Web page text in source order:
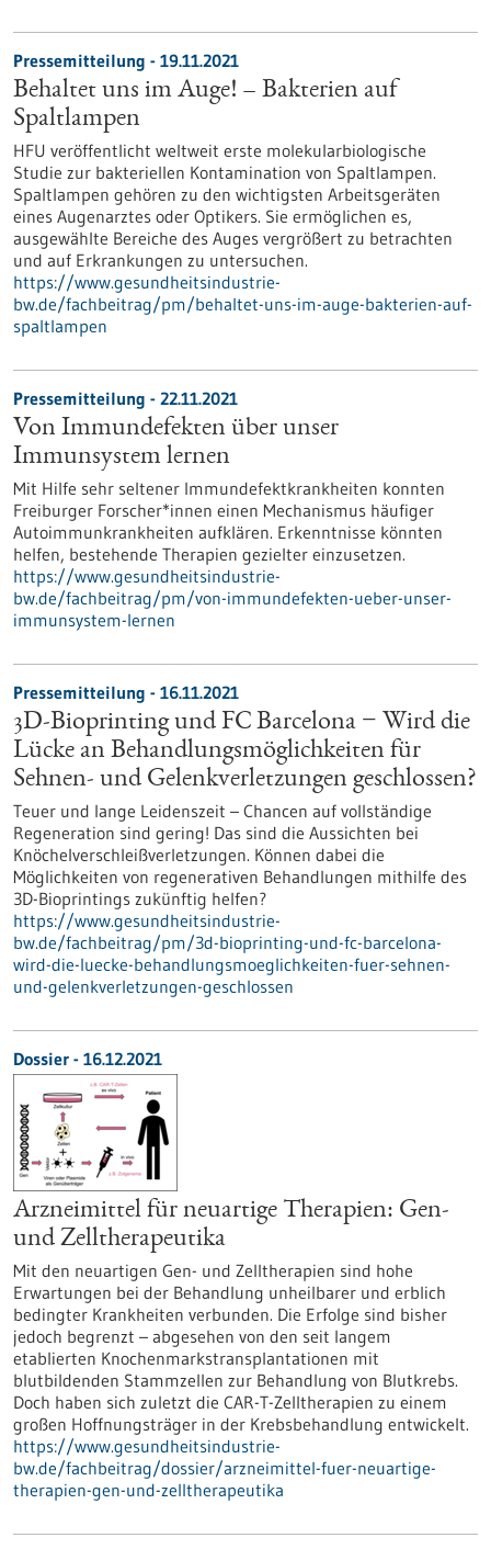
Pressemitteilung - 19.11.2021
Behaltet uns im Auge! – Bakterien auf
Spaltlampen
HFU veröffentlicht weltweit erste molekularbiologische
Studie zur bakteriellen Kontamination von Spaltlampen.
Spaltlampen gehören zu den wichtigsten Arbeitsgeräten
eines Augenarztes oder Optikers. Sie ermöglichen es,
ausgewählte Bereiche des Auges vergrößert zu betrachten
und auf Erkrankungen zu untersuchen.
https://www.gesundheitsindustrie-
bw.de/fachbeitrag/pm/behaltet-uns-im-auge-bakterien-auf-
spaltlampen
Pressemitteilung - 22.11.2021
Von Immundefekten über unser
Immunsystem lernen
Mit Hilfe sehr seltener Immundefektkrankheiten konnten
Freiburger Forscher*innen einen Mechanismus häufiger
Autoimmunkrankheiten aufklären. Erkenntnisse könnten
helfen, bestehende Therapien gezielter einzusetzen.
https://www.gesundheitsindustrie-
bw.de/fachbeitrag/pm/von-immundefekten-ueber-unser-
immunsystem-lernen
Pressemitteilung - 16.11.2021
3D-Bioprinting und FC Barcelona − Wird die
Lücke an Behandlungsmöglichkeiten für
Sehnen- und Gelenkverletzungen geschlossen?
Teuer und lange Leidenszeit – Chancen auf vollständige
Regeneration sind gering! Das sind die Aussichten bei
Knöchelverschleißverletzungen. Können dabei die
Möglichkeiten von regenerativen Behandlungen mithilfe des
3D-Bioprintings zukünftig helfen?
https://www.gesundheitsindustrie-
bw.de/fachbeitrag/pm/3d-bioprinting-und-fc-barcelona-
wird-die-luecke-behandlungsmoeglichkeiten-fuer-sehnen-
und-gelenkverletzungen-geschlossen
Dossier - 16.12.2021
Arzneimittel für neuartige Therapien: Gen-
und Zelltherapeutika
Mit den neuartigen Gen- und Zelltherapien sind hohe
Erwartungen bei der Behandlung unheilbarer und erblich
bedingter Krankheiten verbunden. Die Erfolge sind bisher
jedoch begrenzt – abgesehen von den seit langem
etablierten Knochenmarkstransplantationen mit
blutbildenden Stammzellen zur Behandlung von Blutkrebs.
Doch haben sich zuletzt die CAR-T-Zelltherapien zu einem
großen Hoffnungsträger in der Krebsbehandlung entwickelt.
https://www.gesundheitsindustrie-
bw.de/fachbeitrag/dossier/arzneimittel-fuer-neuartige-
therapien-gen-und-zelltherapeutika